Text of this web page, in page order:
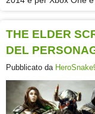
THE ELDER
DEL
Pubblicato da